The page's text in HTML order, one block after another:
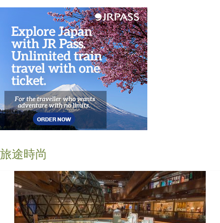
旅途時尚